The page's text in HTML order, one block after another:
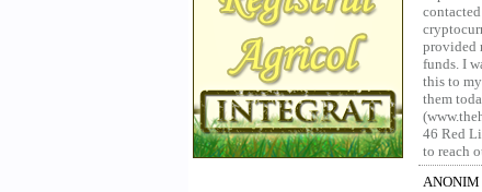
provided
funds. I
this to
them
46 Red
to reach
ANONIM